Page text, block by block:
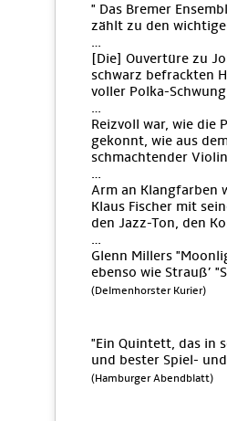
" Das Bremer
zählt zu den
…
[Die] Ouvertüre zu
schwarz befrackten
voller Polka-
…
Reizvoll war, wie die
gekonnt, wie aus
schmachtender
…
Arm an Klangfarben
Klaus Fischer mit
den Jazz-Ton, den
…
Glenn Millers
ebenso wie Strauß’
(Delmenhorster Kurier)
"Ein Quintett, das in
und bester Spiel-
(Hamburger Abendblatt)